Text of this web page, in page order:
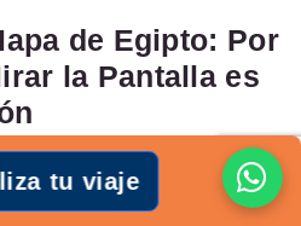
de Egipto: Por
la Pantalla es
llegamos al punto central: a
Egipto es aceptar
tu viaje